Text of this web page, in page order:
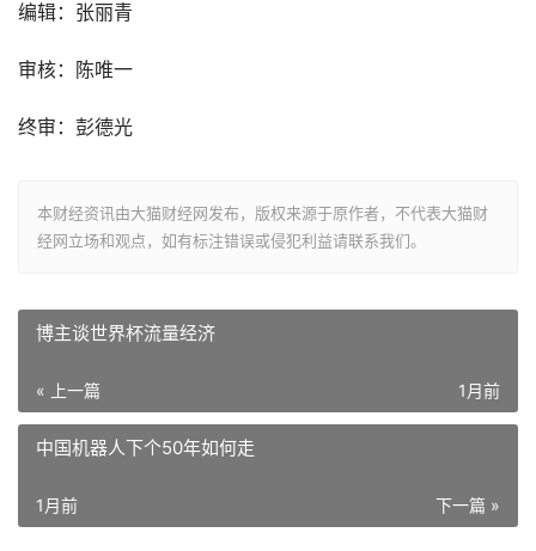
编辑：张丽青
审核：陈唯一
终审：彭德光
本财经资讯由大猫财经网发布，版权来源于原作者，不代表大猫财
经网立场和观点，如有标注错误或侵犯利益请联系我们。
博主谈世界杯流量经济
« 上一篇 1月前
中国机器人下个50年如何走
下一篇 »
1月前